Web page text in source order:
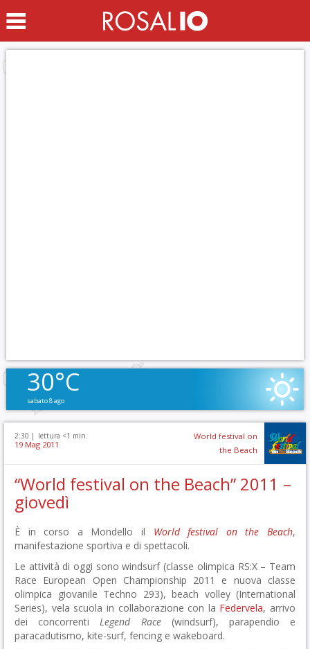
30°C
sabato 8 ago
2:30 | lettura <1 min.
19 Mag 2011
World festival on
the Beach
“World festival on the Beach” 2011 –
giovedì
È in corso a Mondello il World festival on the Beach,
manifestazione sportiva e di spettacoli.
Le attività di oggi sono windsurf (classe olimpica RS:X – Team
Race European Open Championship 2011 e nuova classe
olimpica giovanile Techno 293), beach volley (International
Series), vela scuola in collaborazione con la Federvela, arrivo
dei concorrentiLegend Race(windsurf), parapendio e
paracadutismo, kite-surf, fencing e wakeboard.